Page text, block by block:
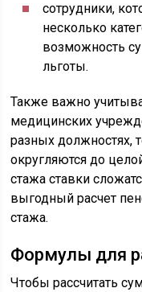
сотрудники,
несколько
возможность
льготы.
Также важно
медицинских
разных должностях,
округляются до
стажа ставки
выгодный расчет
стажа.
Формулы для
Чтобы рассчитать